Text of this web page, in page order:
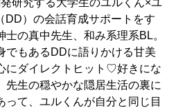
研究する大学生のユルくん×ユ
DD）の会話育成サポートをす
士の真中先生、和み系理系BL。
でもあるDDに語りかける甘美
にダイレクトヒット♡好きにな
先生の穏やかな隠居生活の裏に
って、ユルくんが自分と同じ目